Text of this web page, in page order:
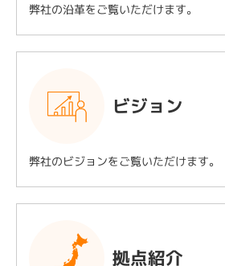
弊社の沿革をご覧いただけます。
ビジョン
弊社のビジョンをご覧いただけます。
拠点紹介